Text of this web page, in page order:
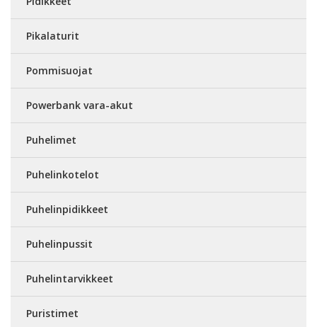
Pikalaturit
Pommisuojat
Powerbank vara-akut
Puhelimet
Puhelinkotelot
Puhelinpidikkeet
Puhelinpussit
Puhelintarvikkeet
Puristimet